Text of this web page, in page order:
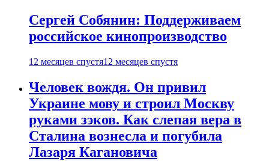
Сергей Собянин: Поддерживаем
российское кинопроизводство
12 месяцев спустя12 месяцев спустя
Человек вождя. Он привил
Украине мову и строил Москву
руками зэков. Как слепая вера в
Сталина вознесла и погубила
Лазаря Кагановича